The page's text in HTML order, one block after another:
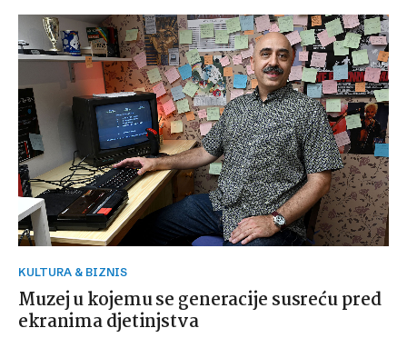
KULTURA & BIZNIS
Muzej u kojemu se generacije susreću pred
ekranima djetinjstva